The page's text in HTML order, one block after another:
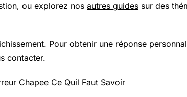
ou explorez nos autres guides sur des
Pour obtenir une réponse
contacter.
Chapee Ce Quil Faut Savoir